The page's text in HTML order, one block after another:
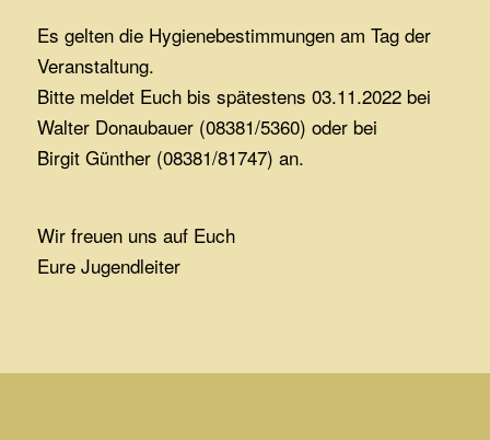
Es gelten die Hygienebestimmungen am Tag der
Veranstaltung.
Bitte meldet Euch bis spätestens 03.11.2022 bei
Walter Donaubauer (08381/5360) oder bei
Birgit Günther (08381/81747) an.
Wir freuen uns auf Euch
Eure Jugendleiter